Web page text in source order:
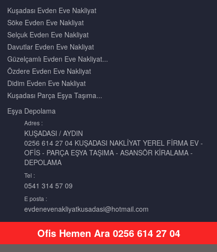
Kuşadası Evden Eve Nakliyat
Söke Evden Eve Nakliyat
Selçuk Evden Eve Nakliyat
Davutlar Evden Eve Nakliyat
Güzelçamlı Evden Eve Nakliyat...
Özdere Evden Eve Nakliyat
Didim Evden Eve Nakliyat
Kuşadası Parça Eşya Taşıma...
Eşya Depolama
Adres :
KUŞADASI / AYDIN
0256 614 27 04 KUŞADASI NAKLİYAT YEREL FİRMA EV -
OFİS - PARÇA EŞYA TAŞIMA - ASANSÖR KİRALAMA -
DEPOLAMA
Tel :
0541 314 57 09
E posta :
evdenevenakliyatkusadasi@hotmail.com
2015 © Kuşadası Nakliyat Şehiriçi - Şehirlerarası Ev - Ofis - Parça
Ofis Hemen Ara 0256 614 27 04